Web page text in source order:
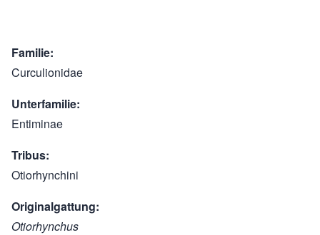
Familie
Curculionidae
Unterfamilie
Entiminae
Tribus
Otiorhynchini
Originalgattung
Otiorhynchus